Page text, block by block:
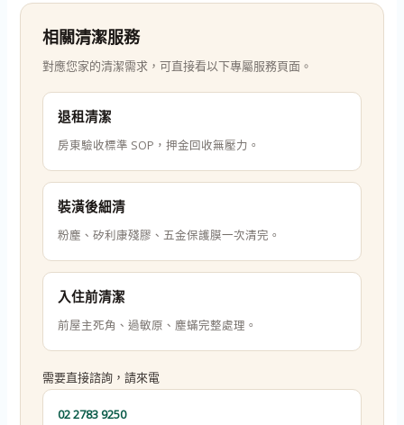
相關清潔服務
對應您家的清潔需求，可直接看以下專屬服務頁面。
退租清潔
房東驗收標準 SOP，押金回收無壓力。
裝潢後細清
粉塵、矽利康殘膠、五金保護膜一次清完。
入住前清潔
前屋主死角、過敏原、塵蟎完整處理。
需要直接諮詢，請來電
02 2783 9250